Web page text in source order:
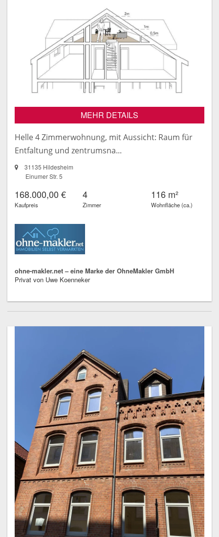
MEHR DETAILS
Helle 4 Zimmerwohnung, mit Aussicht: Raum für
Entfaltung und zentrumsna...
31135 Hildesheim
Einumer Str. 5
168.000,00 €
Kaufpreis
4
Zimmer
116 m²
Wohnfläche (ca.)
ohne-makler.net – eine Marke der OhneMakler GmbH
Privat von Uwe Koenneker